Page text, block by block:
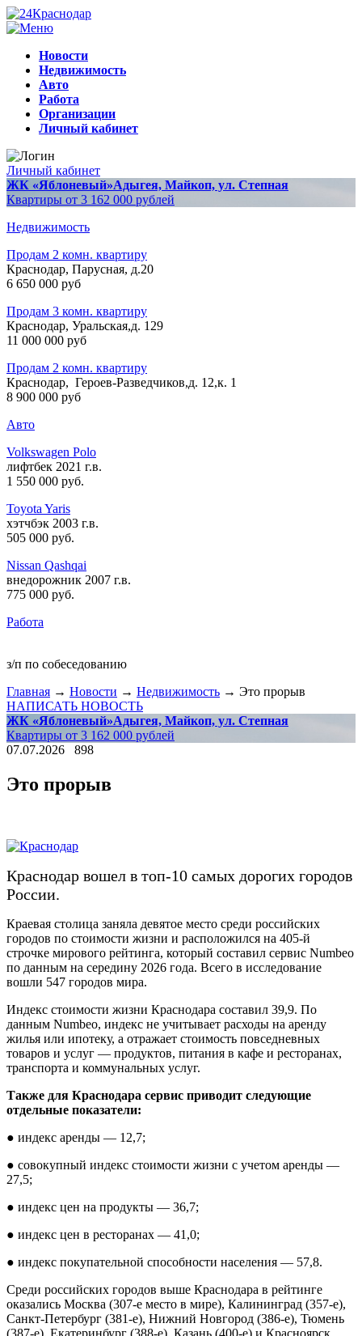
Новости
Недвижимость
Авто
Работа
Организации
Личный кабинет
Личный кабинет
ЖК «Яблоневый»Адыгея, Майкоп, ул. Степная
Квартиры от 3 162 000 рублей
Недвижимость
Продам 2 комн. квартиру
Краснодар, Парусная, д.20
6 650 000 руб
Продам 3 комн. квартиру
Краснодар, Уральская,д. 129
11 000 000 руб
Продам 2 комн. квартиру
Краснодар, Героев-Разведчиков,д. 12,к. 1
8 900 000 руб
Авто
Volkswagen Polo
лифтбек 2021 г.в.
1 550 000 руб.
Toyota Yaris
хэтчбэк 2003 г.в.
505 000 руб.
Nissan Qashqai
внедорожник 2007 г.в.
775 000 руб.
Работа
з/п по собеседованию
Главная → Новости → Недвижимость → Это прорыв
НАПИСАТЬ НОВОСТЬ
ЖК «Яблоневый»Адыгея, Майкоп, ул. Степная
Квартиры от 3 162 000 рублей
07.07.2026
898
Это прорыв
Краснодар вошел в топ-10 самых дорогих городов
России.
Краевая столица заняла девятое место среди российских
городов по стоимости жизни и расположился на 405-й
строчке мирового рейтинга, который составил сервис Numbeo
по данным на середину 2026 года. Всего в исследование
вошли 547 городов мира.
Индекс стоимости жизни Краснодара составил 39,9. По
данным Numbeo, индекс не учитывает расходы на аренду
жилья или ипотеку, а отражает стоимость повседневных
товаров и услуг — продуктов, питания в кафе и ресторанах,
транспорта и коммунальных услуг.
Также для Краснодара сервис приводит следующие
отдельные показатели:
● индекс аренды — 12,7;
● совокупный индекс стоимости жизни с учетом аренды —
27,5;
● индекс цен на продукты — 36,7;
● индекс цен в ресторанах — 41,0;
● индекс покупательной способности населения — 57,8.
Среди российских городов выше Краснодара в рейтинге
оказались Москва (307-е место в мире), Калининград (357-е),
Санкт-Петербург (381-е), Нижний Новгород (386-е), Тюмень
(387-е), Екатеринбург (388-е), Казань (400-е) и Красноярск